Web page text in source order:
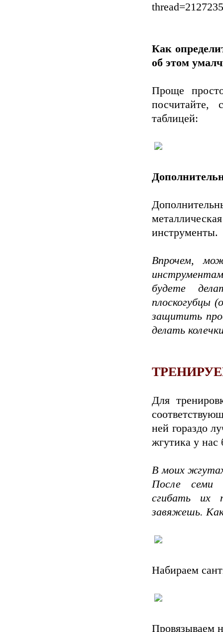
Как
об этом
Проще
таблицей:
инструменты.
Впрочем,
будете
плоскогубцы
защитить
делать
Для
ней гораздо
жгутика у нас
В моих
После семи
сгибать их
завяжешь.
Набираем
Провязываем